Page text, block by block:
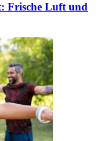
Frische Luft und